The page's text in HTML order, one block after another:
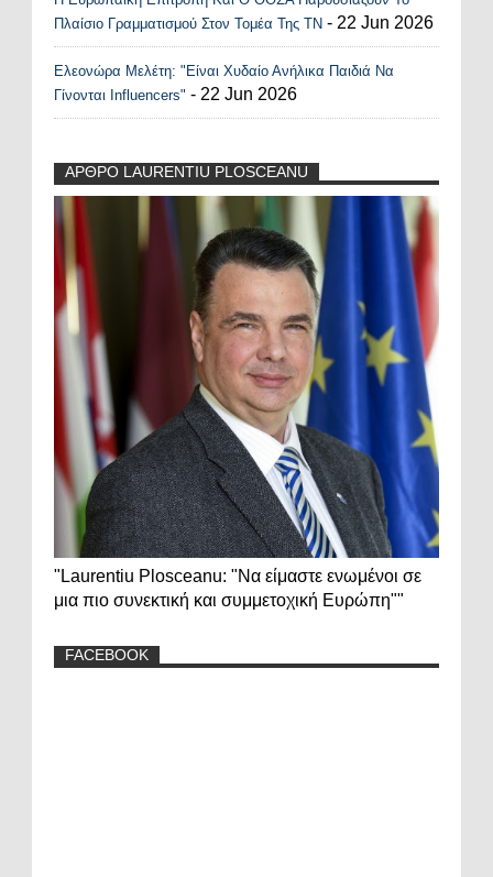
Πλαίσιο Γραμματισμού Στον Τομέα Της ΤΝ - 22 Jun 2026
Ελεονώρα Μελέτη: "Είναι Χυδαίο Ανήλικα Παιδιά Να
Γίνονται Influencers" - 22 Jun 2026
ΑΡΘΡΟ LAURENTIU PLOSCEANU
"Laurentiu Plosceanu: "Να είμαστε ενωμένοι σε
μια πιο συνεκτική και συμμετοχική Ευρώπη""
FACEBOOK